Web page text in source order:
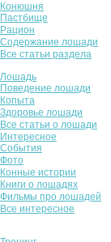
Конюшня
Пастбище
Рацион
Содержание лошади
Все статьи раздела
Лошадь
Поведение лошади
Копыта
Здоровье лошади
Все статьи о лошади
Интересное
События
Фото
Конные истории
Книги о лошадях
Фильмы про лошадей
Все интересное